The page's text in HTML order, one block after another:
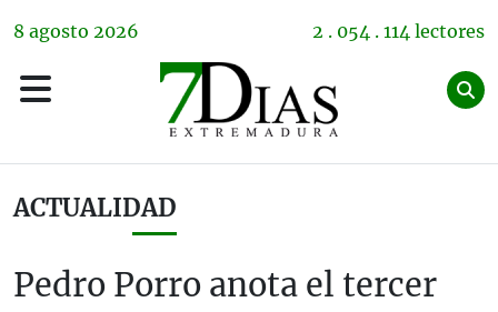
8 agosto 2026 2 . 054 . 114 lectores
ACTUALIDAD
Pedro Porro anota el tercer